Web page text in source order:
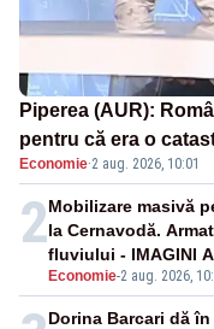
Piperea (AUR):
pentru că era o
pensii
Economie·2 aug. 2026, 10:01
2
Economie-2 aug. 2026,
Mobilizare masivă
la Cernavodă.
fluviului - IMAGINI
Dorina Barcari dă